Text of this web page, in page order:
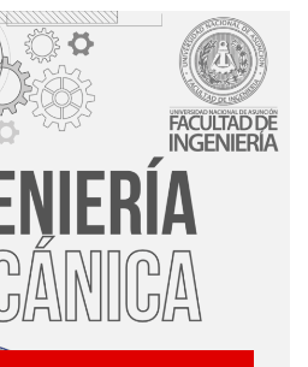
se darán a conocer más detalles
compromiso es de todos y de suma
nuestra casa de estudios!